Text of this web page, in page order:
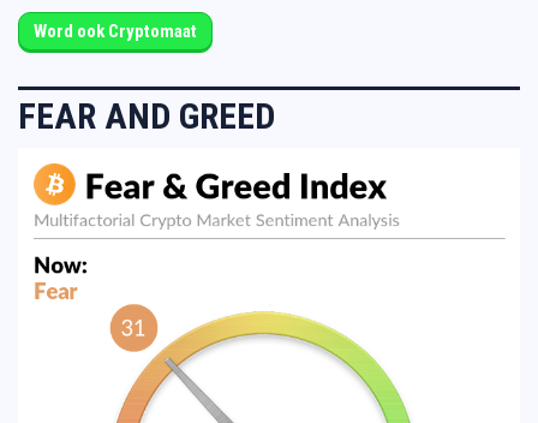
Word ook Cryptomaat
FEAR AND GREED